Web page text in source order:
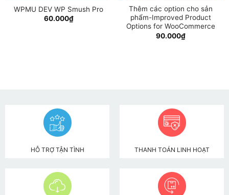
WPMU DEV WP Smush Pro
60.000₫
Thêm các option cho sản
phẩm-Improved Product
Options for WooCommerce
90.000₫
HỖ TRỢ TẬN TÌNH THANH TOÁN LINH HOẠT